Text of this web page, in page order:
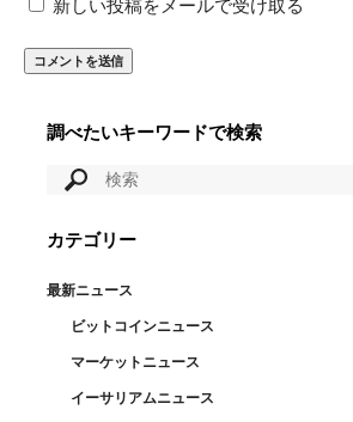
新しい投稿をメールで受け取る
調べたいキーワードで検索
カテゴリー
最新ニュース
ビットコインニュース
マーケットニュース
イーサリアムニュース